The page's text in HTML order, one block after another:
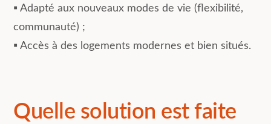
▪︎ Adapté aux nouveaux modes de vie (flexibilité,
communauté) ;
▪︎ Accès à des logements modernes et bien situés.
Quelle solution est faite